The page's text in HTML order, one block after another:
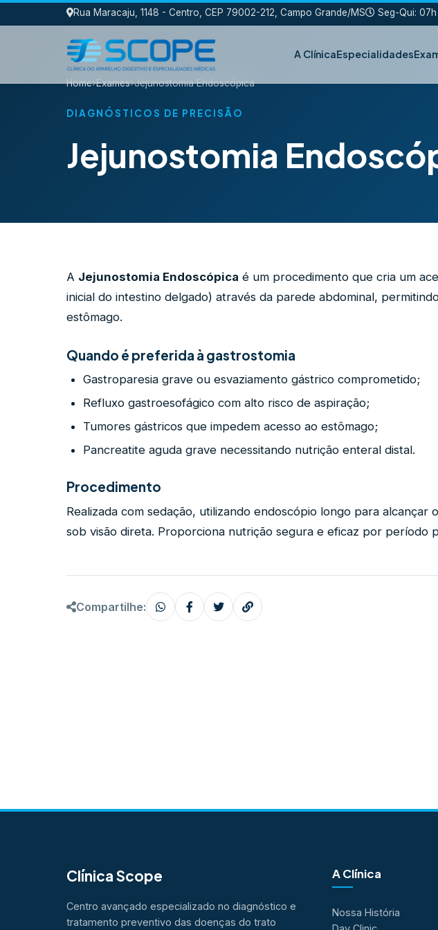
Rua Maracaju, 1148 - Centro, CEP 79002-212, Campo Grande/MS Seg-Qui: 07h
A ClínicaEspecialidades
Home Exames Jejunostomia Endoscópica
DIAGNÓSTICOS DE PRECISÃO
Jejunostomia
A Jejunostomia Endoscópica é um procedimento que cria um
inicial do intestino delgado) através da parede abdominal,
estômago.
Quando é preferida à gastrostomia
Gastroparesia grave ou esvaziamento gástrico comprometido;
Refluxo gastroesofágico com alto risco de aspiração;
Tumores gástricos que impedem acesso ao estômago;
Pancreatite aguda grave necessitando nutrição enteral distal.
Procedimento
Realizada com sedação, utilizando endoscópio longo para alcançar
sob visão direta. Proporciona nutrição segura e eficaz por período
Compartilhe:
Clínica Scope
Centro avançado especializado no diagnóstico e
tratamento preventivo das doenças do trato
A Clínica
Nossa História